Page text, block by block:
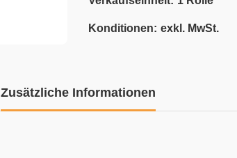
Konditionen: exkl. MwSt.
Zusätzliche Informationen